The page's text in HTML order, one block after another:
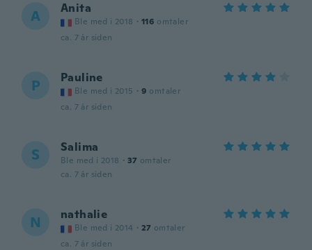
A Anita
Ble med i 2018 · 116 omtaler
ca. 7 år siden
P Pauline
Ble med i 2015 · 9 omtaler
ca. 7 år siden
S Salima
Ble med i 2018 · 37 omtaler
ca. 7 år siden
N nathalie
Ble med i 2014 · 27 omtaler
ca. 7 år siden